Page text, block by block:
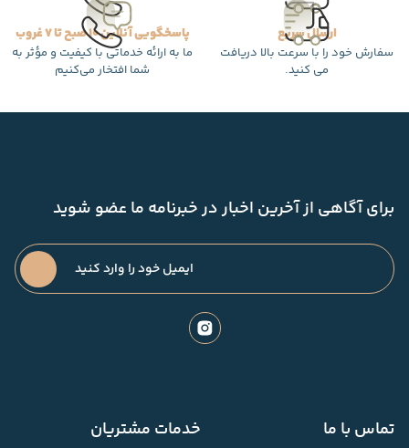
ارسال سریع
سفارش خود را با سرعت بالا دریافت
می کنید.
پاسخگویی آنلاین 10 صبح تا 7 غروب
ما به ارائه خدماتی با کیفیت و مؤثر به
شما افتخار می‌کنیم
برای آگاهی از آخرین اخبار در خبرنامه ما عضو شوید
تماس با ما خدمات مشتریان